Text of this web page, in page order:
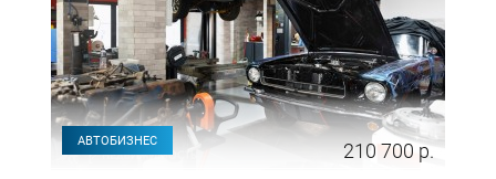
АВТОБИЗНЕС 210 700 р.